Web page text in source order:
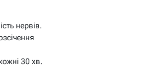
нервів.
30 хв.